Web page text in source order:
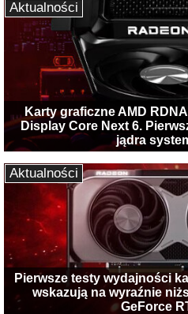
Karty graficzne AMD
Display Core Next 6.
jądra
Aktualności
Pierwsze testy wydajności
wskazują na wyraźnie
GeForce
Aktualności